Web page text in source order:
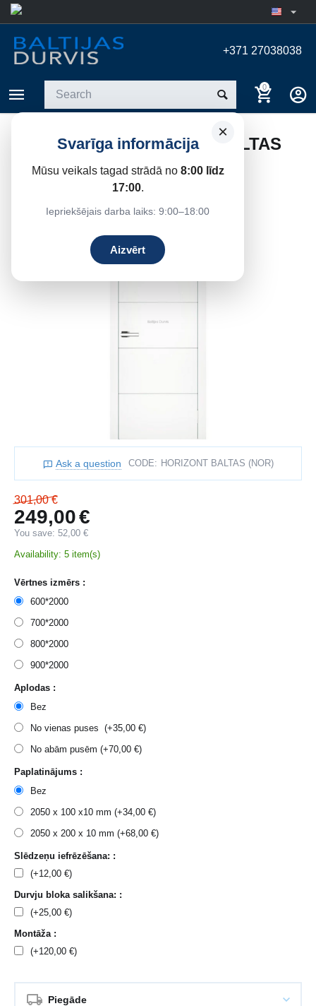
+371 27038038
0
×
Svarīga informācija
Mūsu veikals tagad strādā no 8:00 līdz
17:00.
Iepriekšējais darba laiks: 9:00–18:00
Aizvērt
IEKŠDURVIS HORIZONT BALTAS
(9016)
/ Painted white doors
17%
Ask a question CODE: HORIZONT BALTAS (NOR)
301,00 €
249,00€
You save:52,00 €
Availability: 5 item(s)
Vērtnes izmērs :
600*2000
700*2000
800*2000
900*2000
Aplodas :
Bez
No vienas puses (+35,00 €)
No abām pusēm (+70,00 €)
Paplatinājums :
Bez
2050 x 100 x10 mm (+34,00 €)
2050 x 200 x 10 mm (+68,00 €)
Slēdzeņu iefrēzēšana: :
(+12,00 €)
Durvju bloka salikšana: :
(+25,00 €)
Montāža :
(+120,00 €)
Piegāde